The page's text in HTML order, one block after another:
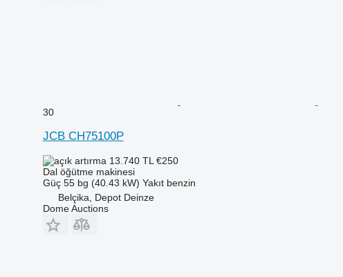
30
JCB CH75100P
13.740 TL €250
Dal öğütme makinesi
Güç 55 bg (40.43 kW) Yakıt benzin
Belçika, Depot Deinze
Dome Auctions